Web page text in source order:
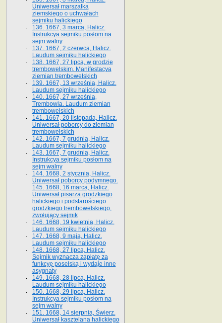
Uniwersał marszałka
ziemskiego o uchwałach
sejmiku halickiego
136. 1667, 3 marca, Halicz.
Instrukcya sejmiku posłom na
sejm walny
137. 1667, 2 czerwca, Halicz.
Laudum sejmiku halickiego
138. 1667, 27 lipca, w grodzie
trembowelskim. Manifestacya
ziemian trembowelskich
139. 1667, 13 września, Halicz.
Laudum sejmiku halickiego
140. 1667, 27 września,
Trembowla. Laudum ziemian
trembowelskich
141. 1667, 20 listopada, Halicz.
Uniwersał poborcy do ziemian
trembowelskich
142. 1667, 7 grudnia, Halicz.
Laudum sejmiku halickiego
143. 1667, 7 grudnia, Halicz.
Instrukcya sejmiku posłom na
sejm walny
144. 1668, 2 stycznia, Halicz.
Uniwersał poborcy podymnego.
145. 1668, 16 marca, Halicz.
Uniwersał pisarza grodzkiego
halickiego i podstarościego
grodzkiego trembowelskiego,
zwołujący sejmik
146. 1668, 19 kwietnia, Halicz.
Laudum sejmiku halickiego
147. 1668, 9 maja, Halicz.
Laudum sejmiku halickiego
148. 1668, 27 lipca, Halicz.
Sejmik wyznacza zapłatę za
funkcyę poselską i wydaje inne
asygnaty
149. 1668, 28 lipca, Halicz.
Laudum sejmiku halickiego
150. 1668, 29 lipca, Halicz.
Instrukcya sejmiku posłom na
sejm walny
151. 1668, 14 sierpnia, Świerz.
Uniwersał kasztelana halickiego